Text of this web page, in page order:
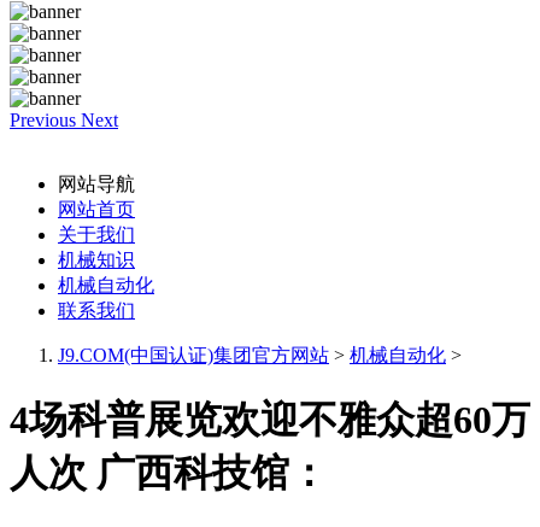
Previous Next
网站导航
网站首页
关于我们
机械知识
机械自动化
联系我们
J9.COM(中国认证)集团官方网站 > 机械自动化 >
4场科普展览欢迎不雅众超60万
人次 广西科技馆：